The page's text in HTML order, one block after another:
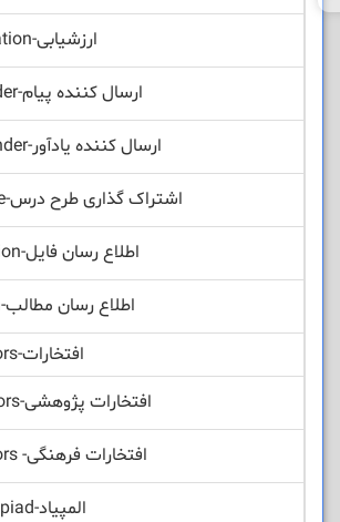
ارزشیابی-evaluation
ارسال کننده پیام-timelinesender
ارسال کننده یادآور-notificationsender
اشتراک گذاری طرح درس-classlistplanshare
اطلاع رسان فایل-filenotification
اطلاع رسان مطالب-notification
افتخارات-honors
افتخارات پژوهشی-research-honors
افتخارات فرهنگی- cultural-honors
المپیاد-olympiad